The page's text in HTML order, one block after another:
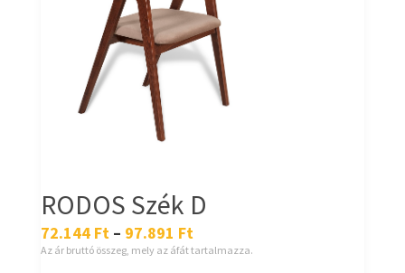
RODOS Szék D
72.144 Ft – 97.891 Ft
Az ár bruttó összeg, mely az áfát tartalmazza.